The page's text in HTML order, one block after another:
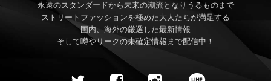
永遠のスタンダードから未来の潮流となりうるものまで
ストリートファッションを極めた大人たちが満足する
国内、海外の厳選した最新情報
そして噂やリークの未確定情報まで配信中！